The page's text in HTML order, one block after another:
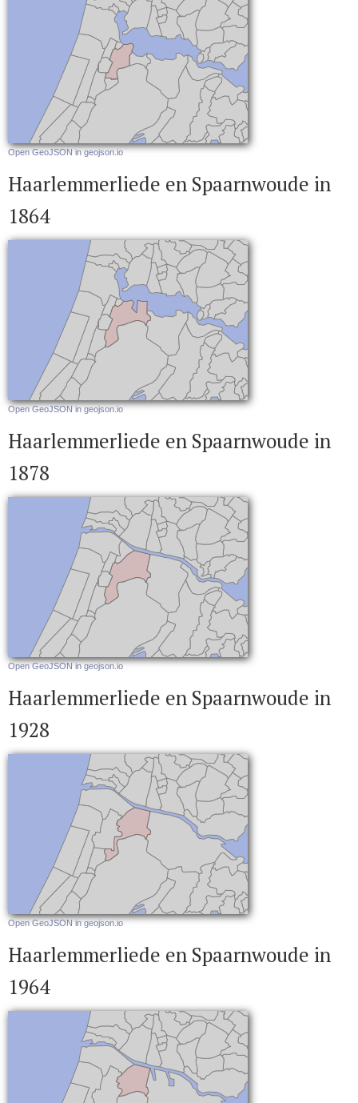
Open GeoJSON in geojson.io
Haarlemmerliede en Spaarnwoude in
1864
Open GeoJSON in geojson.io
Haarlemmerliede en Spaarnwoude in
1878
Open GeoJSON in geojson.io
Haarlemmerliede en Spaarnwoude in
1928
Open GeoJSON in geojson.io
Haarlemmerliede en Spaarnwoude in
1964